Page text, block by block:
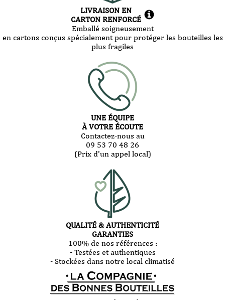
LIVRAISON EN
CARTON RENFORCÉ
Emballé soigneusement
en cartons conçus spécialement pour protéger les bouteilles les
plus fragiles
UNE ÉQUIPE
À VOTRE ÉCOUTE
Contactez-nous au
09 53 70 48 26
(Prix d'un appel local)
QUALITÉ & AUTHENTICITÉ
GARANTIES
100% de nos références :
- Testées et authentiques
- Stockées dans notre local climatisé